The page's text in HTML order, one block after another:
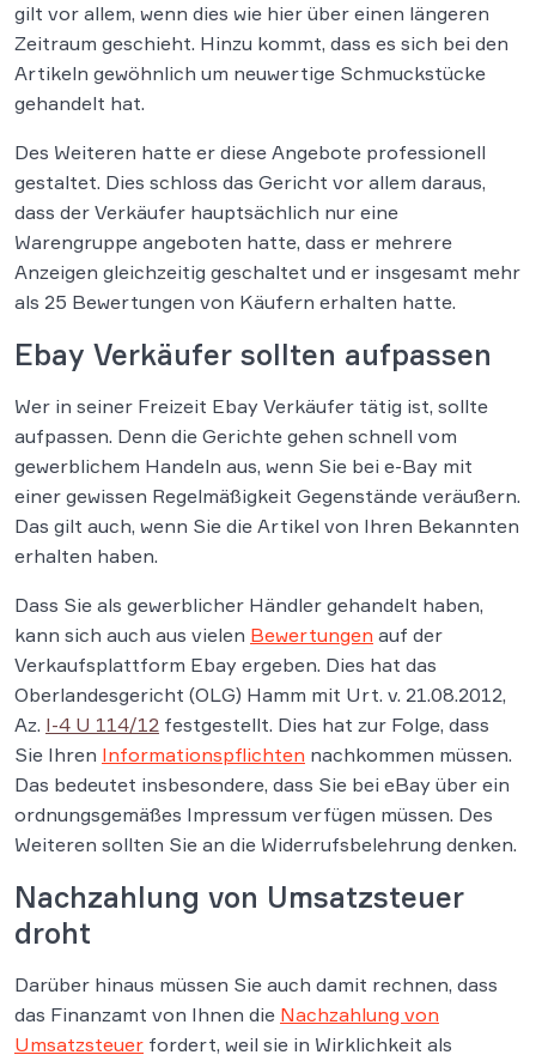
gilt vor allem, wenn dies wie hier über einen längeren
Zeitraum geschieht. Hinzu kommt, dass es sich bei den
Artikeln gewöhnlich um neuwertige Schmuckstücke
gehandelt hat.
Des Weiteren hatte er diese Angebote professionell
gestaltet. Dies schloss das Gericht vor allem daraus,
dass der Verkäufer hauptsächlich nur eine
Warengruppe angeboten hatte, dass er mehrere
Anzeigen gleichzeitig geschaltet und er insgesamt mehr
als 25 Bewertungen von Käufern erhalten hatte.
Ebay Verkäufer sollten aufpassen
Wer in seiner Freizeit Ebay Verkäufer tätig ist, sollte
aufpassen. Denn die Gerichte gehen schnell vom
gewerblichem Handeln aus, wenn Sie bei e-Bay mit
einer gewissen Regelmäßigkeit Gegenstände veräußern.
Das gilt auch, wenn Sie die Artikel von Ihren Bekannten
erhalten haben.
Dass Sie als gewerblicher Händler gehandelt haben,
kann sich auch aus vielen Bewertungen auf der
Verkaufsplattform Ebay ergeben. Dies hat das
Oberlandesgericht (OLG) Hamm mit Urt. v. 21.08.2012,
Az. I-4 U 114/12 festgestellt. Dies hat zur Folge, dass
Sie Ihren Informationspflichten nachkommen müssen.
Das bedeutet insbesondere, dass Sie bei eBay über ein
ordnungsgemäßes Impressum verfügen müssen. Des
Weiteren sollten Sie an die Widerrufsbelehrung denken.
Nachzahlung von Umsatzsteuer
droht
Darüber hinaus müssen Sie auch damit rechnen, dass
das Finanzamt von Ihnen die Nachzahlung von
Umsatzsteuer fordert, weil sie in Wirklichkeit als